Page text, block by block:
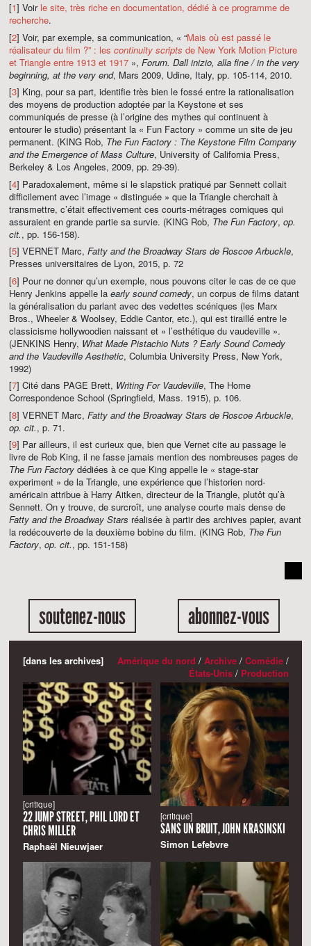
[1] Voir le site, très riche en documentation, dédié à ce programme de
recherche.
[2] Voir, par exemple, sa communication, « “Mais où est passé le
réalisateur du film ?” : les continuity scripts de New York Motion Picture
et Triangle entre 1913 et 1917 », Forum. Dall inizio, alla fine / in the very
beginning, at the very end, Mars 2009, Udine, Italy, pp. 105-114, 2010.
[3] King, pour sa part, identifie très bien le fossé entre la rationalisation
des moyens de production adoptée par la Keystone et ses
communiqués de presse (à l’origine des mythes qui continuent à
entourer le studio) présentant la « Fun Factory » comme un site de jeu
permanent. (KING Rob, The Fun Factory : The Keystone Film Company
and the Emergence of Mass Culture, University of California Press,
Berkeley & Los Angeles, 2009, pp. 29-39).
[4] Paradoxalement, même si le slapstick pratiqué par Sennett collait
difficilement avec l’image « distinguée » que la Triangle cherchait à
transmettre, c’était effectivement ces courts-métrages comiques qui
assuraient en grande partie sa survie. (KING Rob, The Fun Factory, op.
cit., pp. 156-158).
[5] VERNET Marc, Fatty and the Broadway Stars de Roscoe Arbuckle,
Presses universitaires de Lyon, 2015, p. 72
[6] Pour ne donner qu’un exemple, nous pouvons citer le cas de ce que
Henry Jenkins appelle la early sound comedy, un corpus de films datant
la généralisation du parlant avec des vedettes scéniques (les Marx
Bros., Wheeler & Woolsey, Eddie Cantor, etc.), qui est tiraillé entre le
classicisme hollywoodien naissant et « l’esthétique du vaudeville ».
(JENKINS Henry, What Made Pistachio Nuts ? Early Sound Comedy
and the Vaudeville Aesthetic, Columbia University Press, New York,
1992)
[7] Cité dans PAGE Brett, Writing For Vaudeville, The Home
Correspondence School (Springfield, Mass. 1915), p. 106.
[8] VERNET Marc, Fatty and the Broadway Stars de Roscoe Arbuckle,
op. cit., p. 71.
[9] Par ailleurs, il est curieux que, bien que Vernet cite au passage le
livre de Rob King, il ne fasse jamais mention des nombreuses pages de
The Fun Factory dédiées à ce que King appelle le « stage-star
experiment » de la Triangle, une expérience que l’historien nord-
américain attribue à Harry Aitken, directeur de la Triangle, plutôt qu’à
Sennett. On y trouve, de surcroît, une analyse courte mais dense de
Fatty and the Broadway Stars réalisée à partir des archives papier, avant
la redécouverte de la deuxième bobine du film. (KING Rob, The Fun
Factory, op. cit., pp. 151-158)
soutenez-nous abonnez-vous
[dans les archives] Amérique du nord / Archive/ Comédie/
États-Unis/ Production
[critique]
22 JUMP STREET, PHIL LORD ET
CHRIS MILLER
Raphaël Nieuwjaer
[critique]
SANS UN BRUIT, JOHN KRASINSKI
Simon Lefebvre